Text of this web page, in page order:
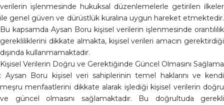
verilerin işlenmesinde hukuksal düzenlemelerle getirilen ilkeler
ile genel güven ve dürüstlük kuralına uygun hareket etmektedir.
Bu kapsamda Aysan Boru kişisel verilerin işlenmesinde orantılılık
gerekliliklerini dikkate almakta, kişisel verileri amacın gerektirdiği
dışında kullanmamaktadır.
Kişisel Verilerin Doğru ve Gerektiğinde Güncel Olmasını Sağlama
: Aysan Boru kişisel veri sahiplerinin temel haklarını ve kendi
meşru menfaatlerini dikkate alarak işlediği kişisel verilerin doğru
ve güncel olmasını sağlamaktadır. Bu doğrultuda gerekli